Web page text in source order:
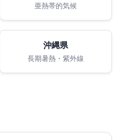
亜熱帯的気候
沖縄県
長期暑熱・紫外線